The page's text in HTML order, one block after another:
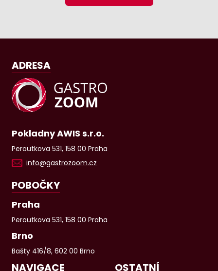
ADRESA
Pokladny AWIS s.r.o.
Peroutkova 531, 158 00 Praha
info@gastrozoom.cz
POBOČKY
Praha
Peroutkova 531, 158 00 Praha
Brno
Bašty 416/8, 602 00 Brno
NAVIGACE OSTATNÍ